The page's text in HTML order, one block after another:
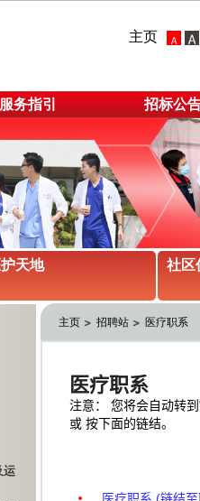
主页
服务指引 招标公
护天地 社区
运
主页 招聘站 医疗职系